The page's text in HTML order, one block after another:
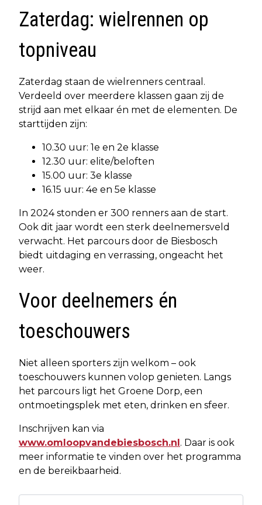
Zaterdag: wielrennen op
topniveau
Zaterdag staan de wielrenners centraal.
Verdeeld over meerdere klassen gaan zij de
strijd aan met elkaar én met de elementen. De
starttijden zijn:
10.30 uur: 1e en 2e klasse
12.30 uur: elite/beloften
15.00 uur: 3e klasse
16.15 uur: 4e en 5e klasse
In 2024 stonden er 300 renners aan de start.
Ook dit jaar wordt een sterk deelnemersveld
verwacht. Het parcours door de Biesbosch
biedt uitdaging en verrassing, ongeacht het
weer.
Voor deelnemers én
toeschouwers
Niet alleen sporters zijn welkom – ook
toeschouwers kunnen volop genieten. Langs
het parcours ligt het Groene Dorp, een
ontmoetingsplek met eten, drinken en sfeer.
Inschrijven kan via
www.omloopvandebiesbosch.nl . Daar is ook
meer informatie te vinden over het programma
en de bereikbaarheid.